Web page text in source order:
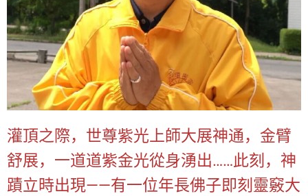
灌頂之際，世尊紫光上師大展神通，金臂
舒展，一道道紫金光從身湧出……此刻，神
蹟立時出現——有一位年長佛子即刻靈竅大